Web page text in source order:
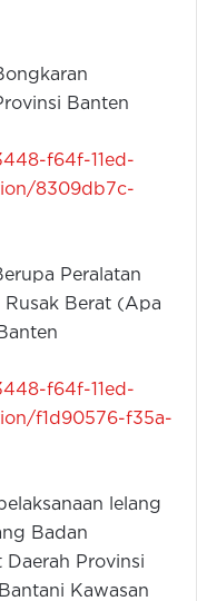
Banten
f64f-11ed-
8309db7c-
Peralatan
Berat (Apa
f64f-11ed-
f1d90576-f35a-
lelang
Badan
Daerah Provinsi
Kawasan